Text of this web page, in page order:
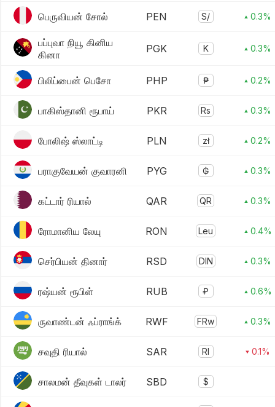
பெருவியன் சோல் PEN S/ ▴ 0.3%
பப்புவா நியூ கினிய
கினா
PGK K ▴ 0.3%
பிலிப்பைன் பெசோ PHP ₱ ▴ 0.2%
பாகிஸ்தானி ரூபாய் PKR Rs ▴ 0.3%
போலிஷ் ஸ்லாட்டி PLN zł ▴ 0.2%
பராகுவேயன் குவாரனி PYG ₲ ▴ 0.3%
கட்டார் ரியால் QAR QR ▴ 0.3%
ரோமானிய லேயு RON Leu ▴ 0.4%
செர்பியன் தினார் RSD DIN ▴ 0.3%
ரஷ்யன் ரூபிள் RUB ₽ ▴ 0.6%
ருவாண்டன் ஃப்ராங்க் RWF FRw ▴ 0.3%
சவுதி ரியால் SAR Rl ▾ 0.1%
சாலமன் தீவுகள் டாலர் SBD $